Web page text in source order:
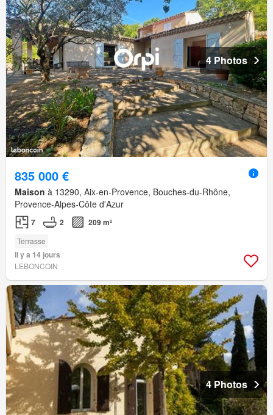
4 Photos
835 000 €
Maison à 13290, Aix-en-Provence, Bouches-du-Rhône,
Provence-Alpes-Côte d'Azur
7 2 209 m²
Terrasse
Il y a 14 jours
LEBONCOIN
4 Photos